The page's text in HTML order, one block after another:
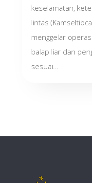
keselamatan,
lintas
menggelar
balap liar dan
sesuai...